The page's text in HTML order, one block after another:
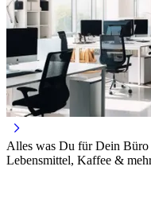
Alles was Du für Dein Büro
Lebensmittel, Kaffee &